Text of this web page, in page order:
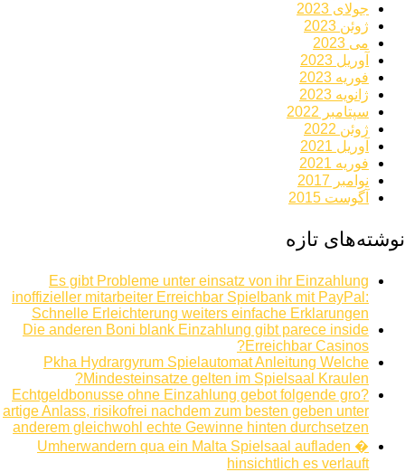
جولای 2023
ژوئن 2023
می 2023
آوریل 2023
فوریه 2023
ژانویه 2023
سپتامبر 2022
ژوئن 2022
آوریل 2021
فوریه 2021
نوامبر 2017
آگوست 2015
نوشته‌های تازه
Es gibt Probleme unter einsatz von ihr Einzahlung
inoffizieller mitarbeiter Erreichbar Spielbank mit PayPal:
Schnelle Erleichterung weiters einfache Erklarungen
Die anderen Boni blank Einzahlung gibt parece inside
Erreichbar Casinos?
Pkha Hydrargyrum Spielautomat Anleitung Welche
Mindesteinsatze gelten im Spielsaal Kraulen?
Echtgeldbonusse ohne Einzahlung gebot folgende gro?
artige Anlass, risikofrei nachdem zum besten geben unter
anderem gleichwohl echte Gewinne hinten durchsetzen
Umherwandern qua ein Malta Spielsaal aufladen �
hinsichtlich es verlauft